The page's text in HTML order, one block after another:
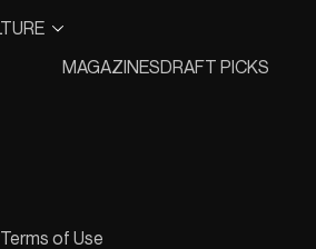
MAGAZINESDRAFT PICKS
Terms of Use